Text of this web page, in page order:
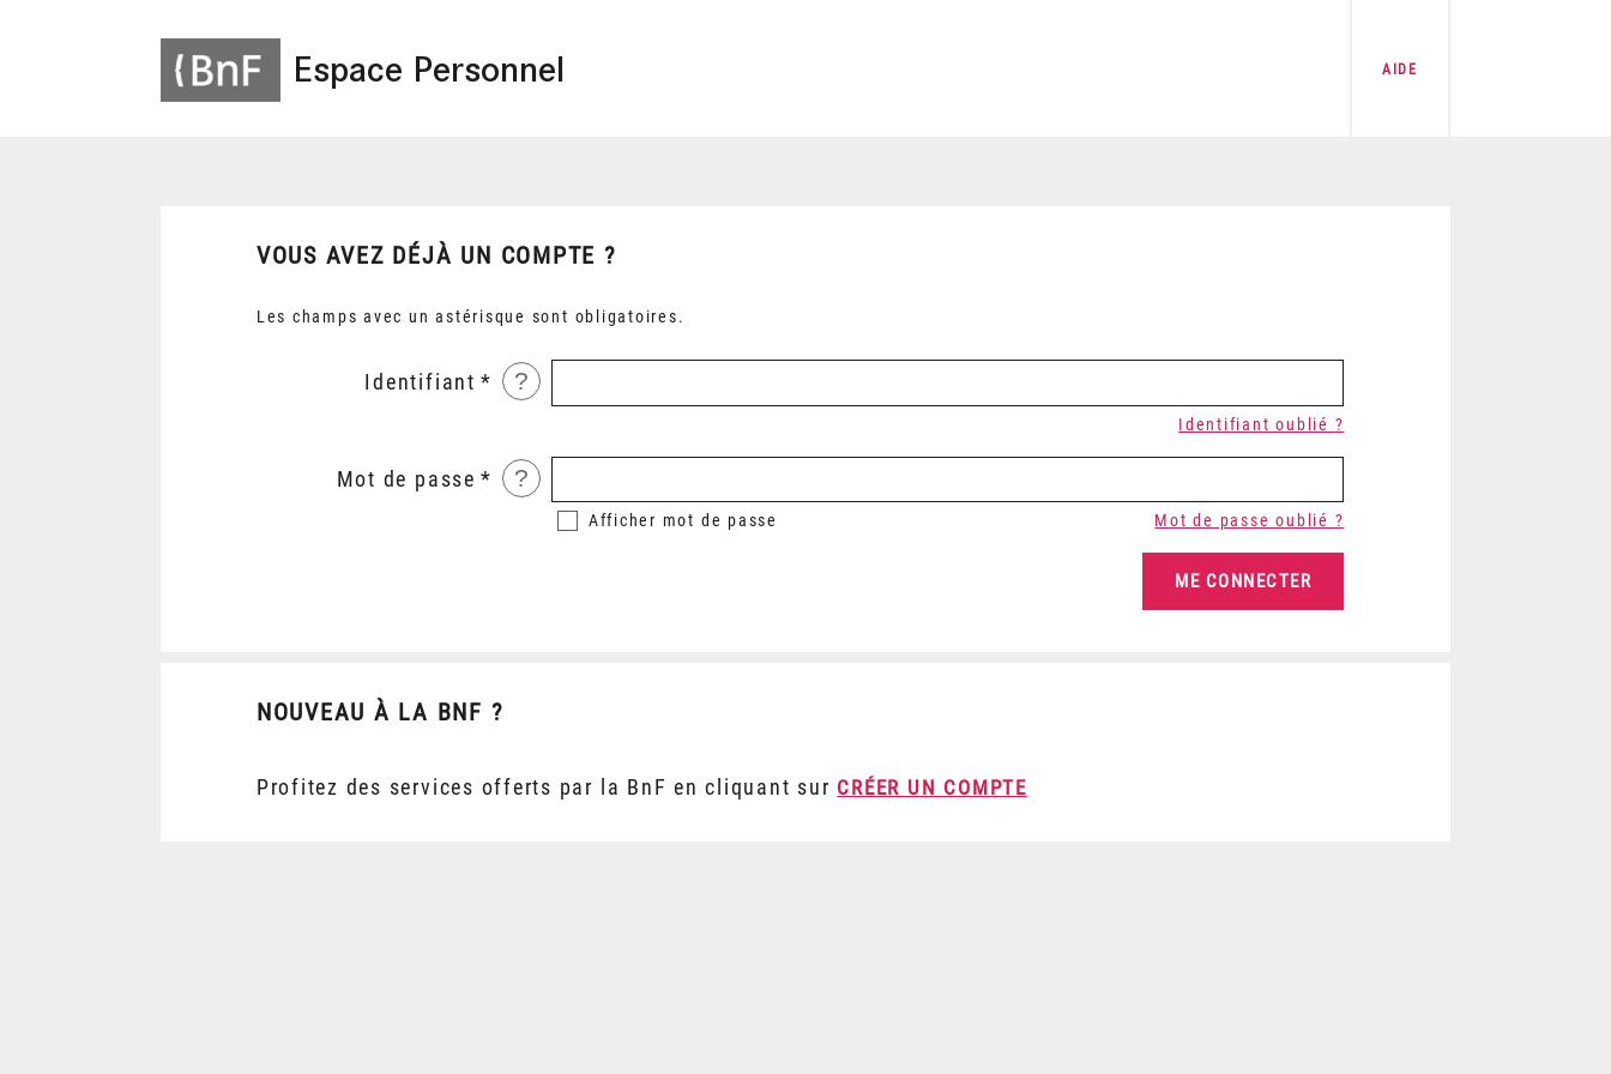
Espace Personnel AIDE
VOUS AVEZ DÉJÀ UN COMPTE ?
Les champs avec un astérisque sont obligatoires.
Identifiant ?
Identifiant oublié ?
Mot de passe ?
Afficher mot de passe Mot de passe oublié ?
NOUVEAU À LA BNF ?
Profitez des services offerts par la BnF en cliquant sur CRÉER UN COMPTE